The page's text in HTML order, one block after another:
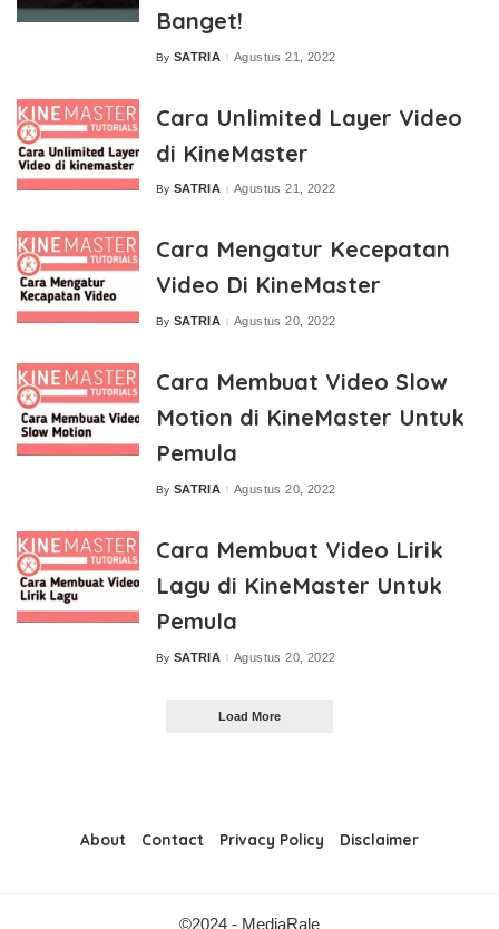
Banget!
Posted
By SATRIA Agustus 21, 2022
Cara Unlimited Layer Video
di KineMaster
Posted
By SATRIA Agustus 21, 2022
Cara Mengatur Kecepatan
Video Di KineMaster
Posted
By SATRIA Agustus 20, 2022
Cara Membuat Video Slow
Motion di KineMaster Untuk
Pemula
Posted
By SATRIA Agustus 20, 2022
Cara Membuat Video Lirik
Lagu di KineMaster Untuk
Pemula
Posted
By SATRIA Agustus 20, 2022
Load More
About Contact Privacy Policy Disclaimer
©2024 - MediaRale